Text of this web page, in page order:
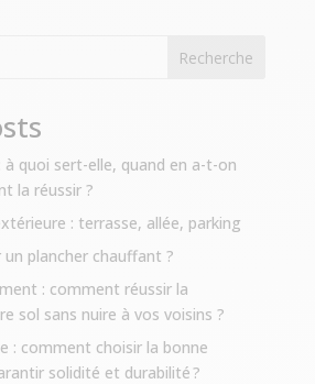
Recherche
à quoi sert-elle, quand en a-t-on
la réussir ?
: terrasse, allée, parking
un plancher chauffant ?
: comment réussir la
sol sans nuire à vos voisins ?
: comment choisir la bonne
solidité et durabilité ?